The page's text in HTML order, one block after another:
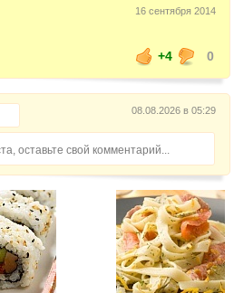
16 сентября 2014
+4
0
08.08.2026 в 05:29
оставьте свой комментарий...